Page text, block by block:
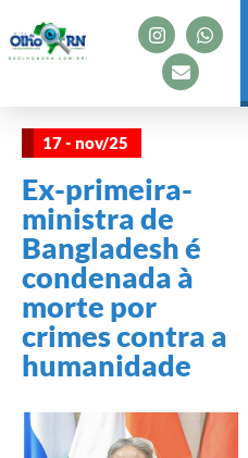
17 - nov/25
Ex-primeira-
ministra de
Bangladesh é
condenada à
morte por
crimes contra a
humanidade